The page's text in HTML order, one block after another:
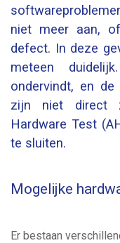
niet meer aan,
defect. In deze
meteen
ondervindt, en
zijn niet direct
Hardware Test
te sluiten.
Mogelijke
Er bestaan